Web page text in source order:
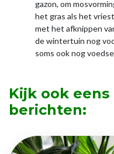
gazon, om
het gras als het
met het afknippen
de wintertuin nog
soms ook nog
Kijk ook
berichten: